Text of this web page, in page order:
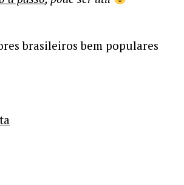
brasileiros bem populares